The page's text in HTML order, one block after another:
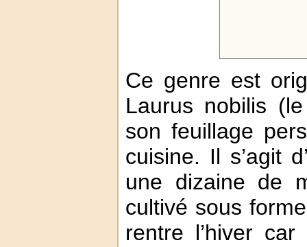
Ce genre est
Laurus nobilis
son feuillage
cuisine. Il s’agit
une dizaine de
cultivé sous
rentre l’hiver